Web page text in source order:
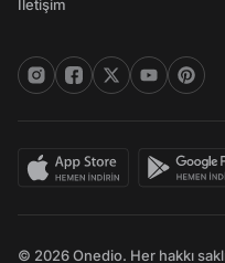
İletişim
© 2026 Onedio. Her hakkı